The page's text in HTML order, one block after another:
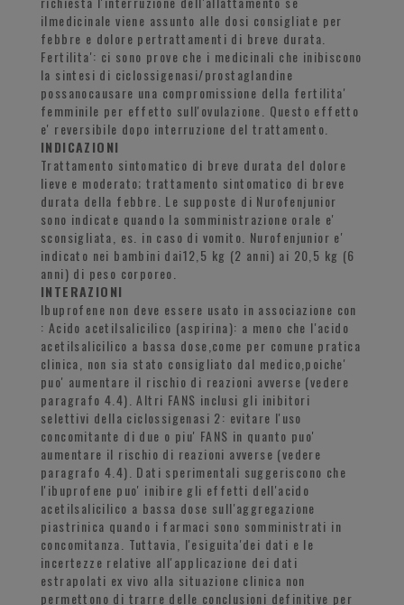
ilmedicinale viene assunto alle dosi consigliate per
febbre e dolore pertrattamenti di breve durata.
Fertilita': ci sono prove che i medicinali che inibiscono
la sintesi di ciclossigenasi/prostaglandine
possanocausare una compromissione della fertilita'
femminile per effetto sull'ovulazione. Questo effetto
e' reversibile dopo interruzione del trattamento.
INDICAZIONI
Trattamento sintomatico di breve durata del dolore
lieve e moderato; trattamento sintomatico di breve
durata della febbre. Le supposte di Nurofenjunior
sono indicate quando la somministrazione orale e'
sconsigliata, es. in caso di vomito. Nurofenjunior e'
indicato nei bambini dai12,5 kg (2 anni) ai 20,5 kg (6
anni) di peso corporeo.
INTERAZIONI
Ibuprofene non deve essere usato in associazione con
: Acido acetilsalicilico (aspirina): a meno che l'acido
acetilsalicilico a bassa dose,come per comune pratica
clinica, non sia stato consigliato dal medico,poiche'
puo' aumentare il rischio di reazioni avverse (vedere
paragrafo 4.4). Altri FANS inclusi gli inibitori
selettivi della ciclossigenasi 2: evitare l'uso
concomitante di due o piu' FANS in quanto puo'
aumentare il rischio di reazioni avverse (vedere
paragrafo 4.4). Dati sperimentali suggeriscono che
l'ibuprofene puo' inibire gli effetti dell'acido
acetilsalicilico a bassa dose sull'aggregazione
piastrinica quando i farmaci sono somministrati in
concomitanza. Tuttavia, l'esiguita'dei dati e le
incertezze relative all'applicazione dei dati
estrapolati ex vivo alla situazione clinica non
permettono di trarre delle conclusioni definitive per